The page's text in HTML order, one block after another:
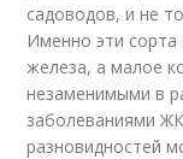
садоводов, и не
Именно эти
железа, а малое
незаменимыми в
заболеваниями
разновидностей